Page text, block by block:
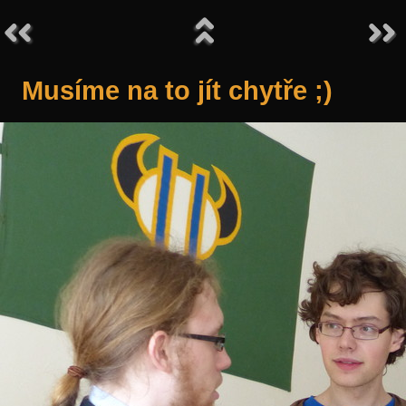
Musíme na to jít chytře ;)